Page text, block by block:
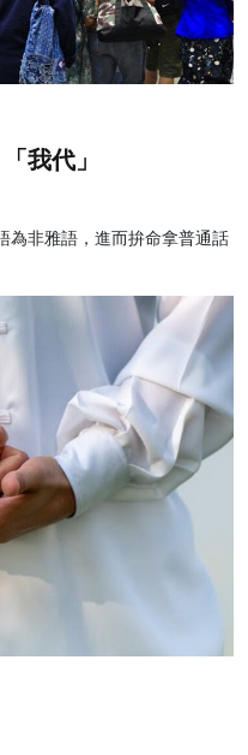
我代」
為非雅語，進而拚命拿普通話